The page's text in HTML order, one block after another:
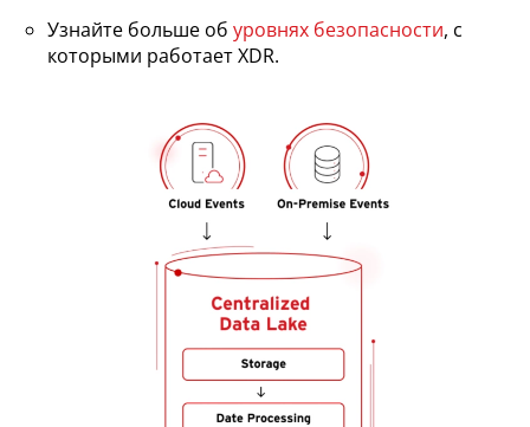
Узнайте больше об уровнях безопасности, с
которыми работает XDR.